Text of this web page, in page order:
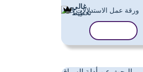
غالي
تَخطِيط